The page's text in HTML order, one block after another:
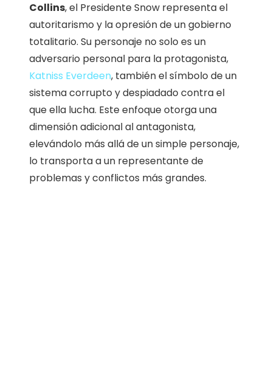
Collins, el Presidente Snow representa el
autoritarismo y la opresión de un gobierno
totalitario. Su personaje no solo es un
adversario personal para la protagonista,
Katniss Everdeen, también el símbolo de un
sistema corrupto y despiadado contra el
que ella lucha. Este enfoque otorga una
dimensión adicional al antagonista,
elevándolo más allá de un simple personaje,
lo transporta a un representante de
problemas y conflictos más grandes.